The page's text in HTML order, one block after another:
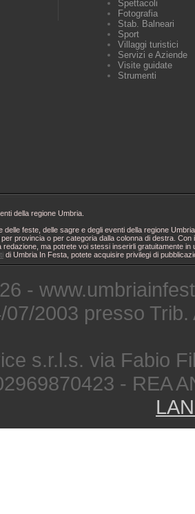
Spettacoli
Fotografia
Stab. Balneari
Sport
Villaggi turistici
Servizi e Aziende
Visite guidate
Strumenti
della regione Umbria.
delle feste, delle sagre e degli eventi della regione
provincia o per categoria dalla colonna di destra.
redazione, ma potrete voi stessi inserirli gratuitamente
di Umbria In Festa, potete acquisire privilegi di
-
07/2003 presso
s.r.l.s. via Fabio
- REA